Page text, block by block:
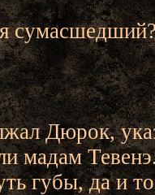
Дюрок,
мадам
губы, да и